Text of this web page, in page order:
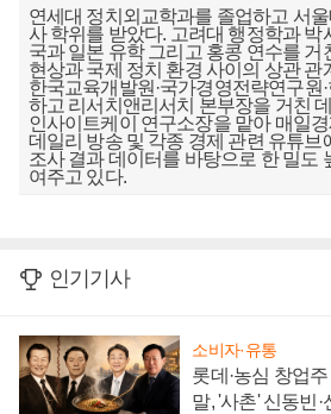
연세대 정치외교학과를 졸업하고 서
사 학위를 받았다. 고려대 행정학과 박
국과 일본 유학 그리고 홍콩 연수를 거
현상과 국제 정치 환경 사이의 상관 관
한국교육개발원·국가경영전략연구원
하고 리서치앤리서치 본부장을 거친
인사이트케이 연구소장을 맡아 매일경
데일리 방송 및 각종 경제 관련 유튜브
조사 결과 데이터를 바탕으로 한 밀도
여주고 있다.
인기기사
소비자·유통
롯데·농심 창업
말, '사촌' 신동빈